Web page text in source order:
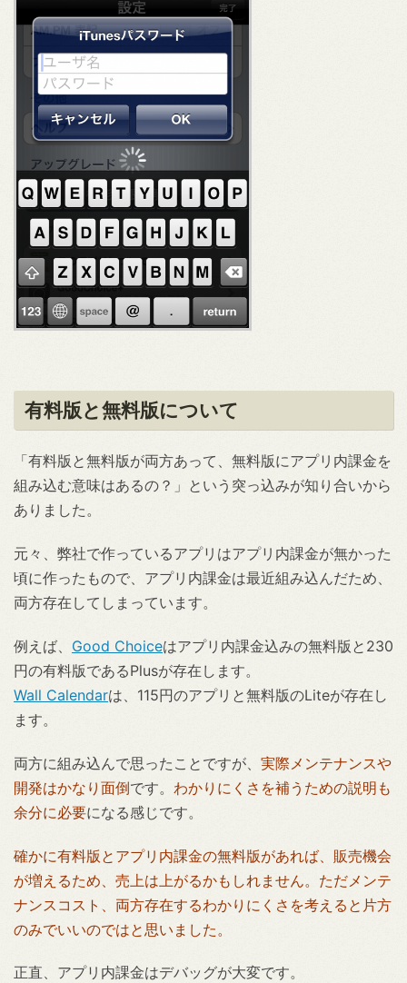
有料版と無料版について
「有料版と無料版が両方あって、無料版にアプリ内課金を
組み込む意味はあるの？」という突っ込みが知り合いから
ありました。
元々、弊社で作っているアプリはアプリ内課金が無かった
頃に作ったもので、アプリ内課金は最近組み込んだため、
両方存在してしまっています。
例えば、 Good Choiceはアプリ内課金込みの無料版と230
円の有料版であるPlusが存在します。
Wall Calendarは、115円のアプリと無料版のLiteが存在し
ます。
両方に組み込んで思ったことですが、 実際メンテナンスや
開発はかなり面倒です。 わかりにくさを補うための説明も
余分に必要になる感じです。
確かに有料版とアプリ内課金の無料版があれば、販売機会
が増えるため、売上は上がるかもしれません。ただメンテ
ナンスコスト、両方存在するわかりにくさを考えると片方
のみでいいのではと思いました。
正直、アプリ内課金はデバッグが大変です。